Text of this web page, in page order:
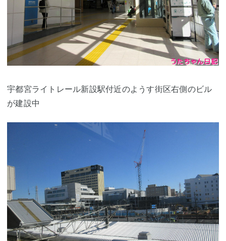
宇都宮ライトレール新設駅付近のようす街区右側のビル
が建設中